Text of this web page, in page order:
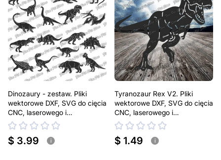
Dinozaury - zestaw. Pliki
wektorowe DXF, SVG do cięcia
CNC, laserowego i
plazmowego
$ 3.99 i
Tyranozaur Rex V2. Pliki
wektorowe DXF, SVG do cięcia
CNC, laserowego i
plazmowego
$ 1.49 i